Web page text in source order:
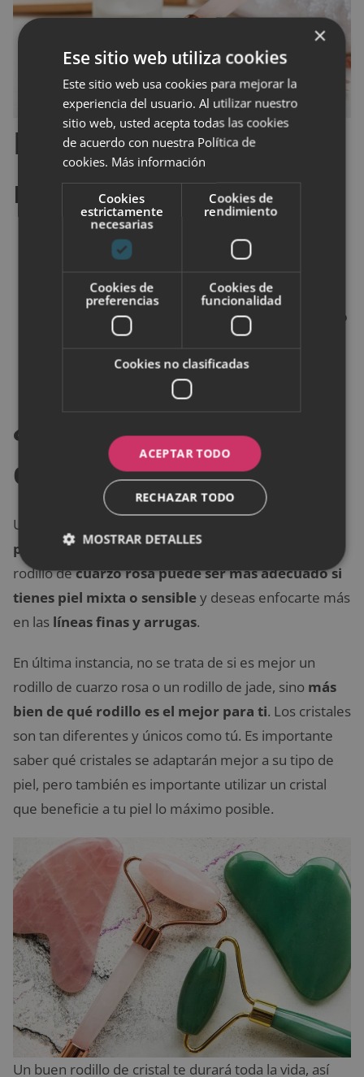
Beneficios de ambos
rodillos
Nutre la piel cansada y apagada
microcirculación
Reduce lahinchazón, especialmente debajo
de los ojos.
Reduce laslíneas finas y las arrugas
¿Cuál es mejor de los
dos?
Un
propenso a tener piel grasa o brotes de acné
rodillo decuarzo rosa puede ser más adecuado si
tienes piel mixta o sensibley deseas enfocarte más
en las líneas finas y arrugas.
En última instancia, no se trata de si es mejor un
rodillo de cuarzo rosa o un rodillo de jade, sino más
bien de qué rodillo es el mejor para ti. Los cristales
son tan diferentes y únicos como tú. Es importante
saber qué cristales se adaptarán mejor a su tipo de
piel, pero también es importante utilizar un cristal
que beneficie a tu piel lo máximo posible.
Un buen rodillo de cristal te durará toda la vida, así
×
Ese sitio web utiliza cookies
Este sitio web usa cookies para mejorar la
experiencia del usuario. Al utilizar nuestro
sitio web, usted acepta todas las cookies
de acuerdo con nuestra Política de
cookies. Más información
Cookies
estrictamente
necesarias
Cookies de
rendimiento
Cookies de
preferencias
Cookies de
funcionalidad
Cookies no clasificadas
ACEPTAR TODO
RECHAZAR TODO
MOSTRAR DETALLES